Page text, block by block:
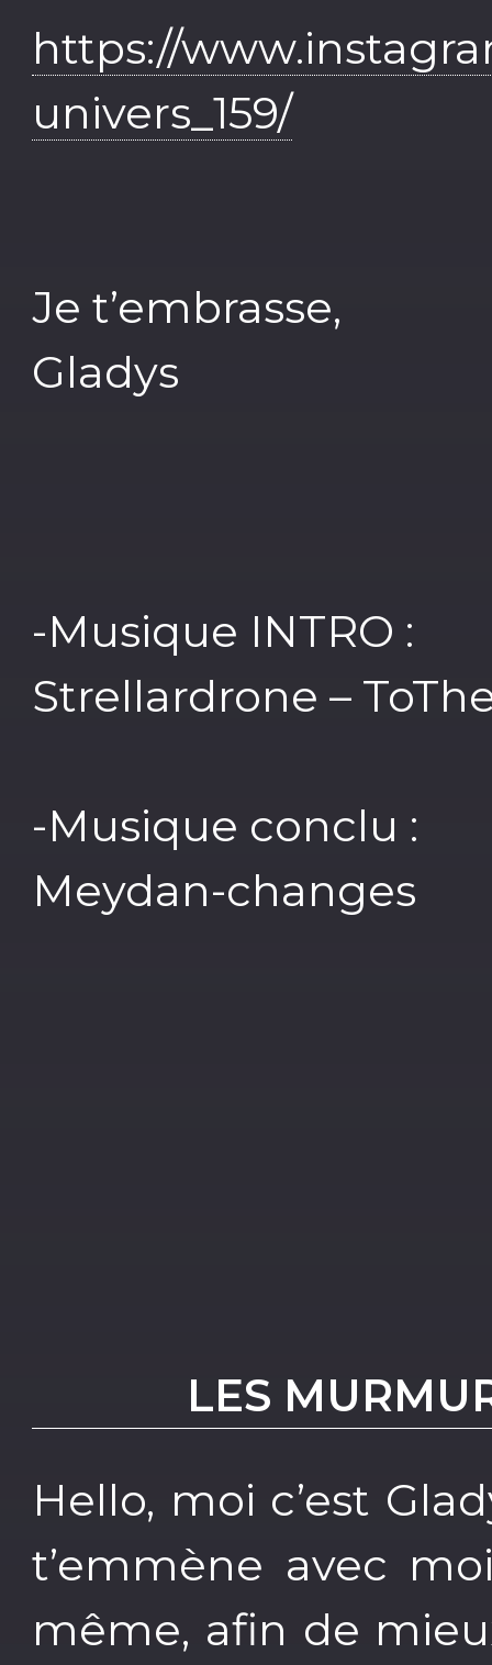
https://
univers_159/
Je t’embrasse,
Gladys
-Musique INTRO :
Strellardrone –
-Musique conclu :
Meydan-changes
LES
Hello, moi c’est
t’emmène avec
même, afin de